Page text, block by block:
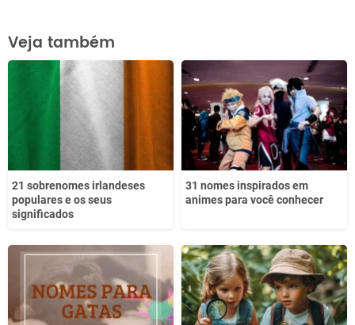
Este conteúdo contém informação incorreta
Este conteúdo não tem a informação que procuro
Veja também
21 sobrenomes irlandeses
populares e os seus
significados
31 nomes inspirados em
animes para você conhecer